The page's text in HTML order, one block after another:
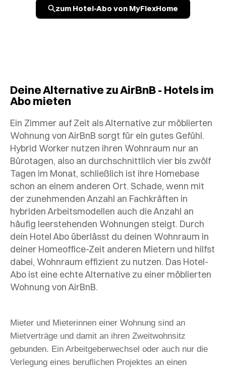
zum Hotel-Abo von MyFlexHome
Deine Alternative zu AirBnB - Hotels im
Abo mieten
Ein Zimmer auf Zeit als Alternative zur möblierten
Wohnung von AirBnB sorgt für ein gutes Gefühl.
Hybrid Worker nutzen ihren Wohnraum nur an
Bürotagen, also an durchschnittlich vier bis zwölf
Tagen im Monat, schließlich ist ihre Homebase
schon an einem anderen Ort. Schade, wenn mit
der zunehmenden Anzahl an Fachkräften in
hybriden Arbeitsmodellen auch die Anzahl an
häufig leerstehenden Wohnungen steigt. Durch
dein Hotel Abo überlässt du deinen Wohnraum in
deiner Homeoffice-Zeit anderen Mietern und hilfst
dabei, Wohnraum effizient zu nutzen. Das Hotel-
Abo ist eine echte Alternative zu einer möblierten
Wohnung von AirBnB.
Mieter und Mieterinnen einer Wohnung sind an
Mietverträge und damit an ihren Zweitwohnsitz
gebunden. Ein Arbeitgeberwechsel oder auch nur die
Verlegung eines beruflichen Projektes an einen